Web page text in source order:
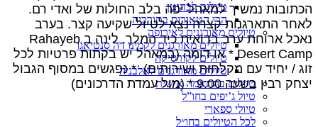
טיולים לבהוטן
הרי הטאורוס בתורכיה
טיולים מאורגנים לאירופה
טיולים מאורגנים לקמינו דה סנטיאגו
טיולים לקורסיקה
טיולים מאורגנים לאלבניה
טיולים בהתאמה אישית
טיול ג’יפים בחו”ל
טיולי ספארי
לכל הטיולים בחו״ל
הכתובות נמשיך למאהל יפה בלב החולות של ואדי רם.
לאחר התארגנות קצרה נצא לטיול שקיעה קצר. בערב
נאכל ארוחת ערב בדואית כיד המלך. לינה ב Rahayeb
Desert Camp * או דומה (במאהל יש בקתות פרטיות לכל
זוג / יחיד עם מקלחות ושירותים) * נפגשים במסוף הגבול
יצחק רבין בשעה 9:00 * (מול עמדת הדרכונים)